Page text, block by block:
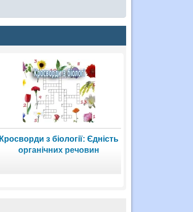
Кросворди з біології: Єдність
органічних речовин